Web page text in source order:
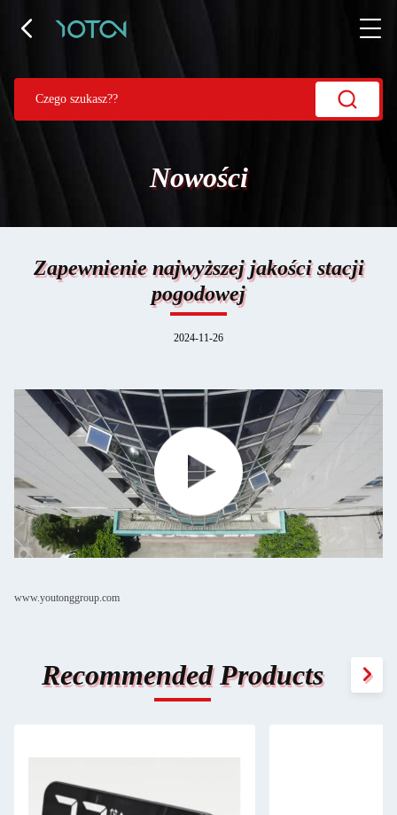
Nowości
Zapewnienie najwyższej jakości stacji
pogodowej
2024-11-26
www.youtonggroup.com
Recommended Products